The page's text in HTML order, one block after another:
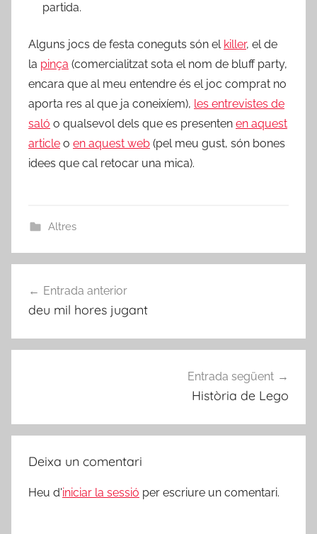
partida.
Alguns jocs de festa coneguts són el killer, el de
la pinça (comercialitzat sota el nom de bluff party,
encara que al meu entendre és el joc comprat no
aporta res al que ja coneixíem), les entrevistes de
saló o qualsevol dels que es presenten en aquest
article o en aquest web (pel meu gust, són bones
idees que cal retocar una mica).
Altres
d'entrades
Entrada anterior
deu mil hores jugant
Entrada següent
Història de Lego
Deixa un comentari
Heu d'iniciar la sessió per escriure un comentari.